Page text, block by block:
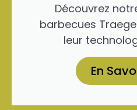
Découvrez
barbecues
leur
En